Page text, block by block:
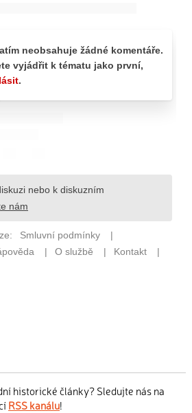
historické články? Sledujte nás na
RSS kanálu!